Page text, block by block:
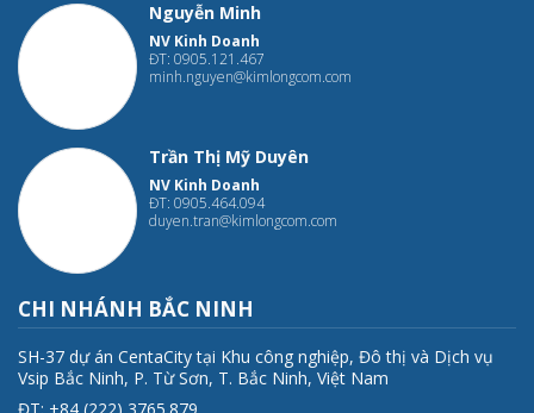
Nguyễn Minh
NV Kinh Doanh
ĐT: 0905.121.467
minh.nguyen@kimlongcom.com
Trần Thị Mỹ Duyên
NV Kinh Doanh
ĐT: 0905.464.094
duyen.tran@kimlongcom.com
CHI NHÁNH BẮC NINH
SH-37 dự án CentaCity tại Khu công nghiệp, Đô thị và Dịch vụ
Vsip Bắc Ninh, P. Từ Sơn, T. Bắc Ninh, Việt Nam